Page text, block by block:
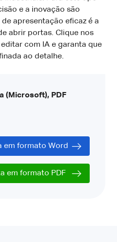
e a inovação são
apresentação eficaz é a
abrir portas. Clique nos
com IA e garanta que
ao detalhe.
(Microsoft), PDF
em formato Word
em formato PDF